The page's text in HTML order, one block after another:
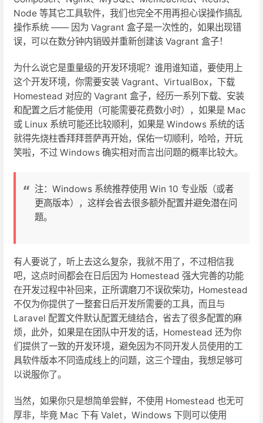
Node 等其它工具软件，我们也完全不用再担心误操作搞乱
操作系统 —— 因为 Vagrant 盒子是一次性的，如果出现错
误，可以在数分钟内销毁并重新创建该 Vagrant 盒子！
为什么说它是重量级的开发环境呢？谁用谁知道，要使用上
这个开发环境，你需要安装 Vagrant、VirtualBox，下载
Homestead 对应的 Vagrant 盒子，经历一系列下载、安装
和配置之后才能使用（可能需要花费数小时），如果是 Mac
或 Linux 系统可能还比较顺利，如果是 Windows 系统的话
就得先烧柱香拜拜菩萨再开始，保佑一切顺利，哈哈，开玩
笑啦，不过 Windows 确实相对而言出问题的概率比较大。
注：Windows 系统推荐使用 Win 10 专业版（或者
更高版本），这样会省去很多额外配置并避免潜在问
题。
有人要说了，听上去这么复杂，我就不用了，不过相信我
吧，这点时间都会在日后因为 Homestead 强大完善的功能
在开发过程中补回来，正所谓磨刀不误砍柴功，Homestead
不仅为你提供了一整套日后开发所需要的工具，而且与
Laravel 配置文件默认配置无缝结合，省去了很多配置的麻
烦，此外，如果是在团队中开发的话，Homestead 还为你
们提供了一致的开发环境，避免因为不同开发人员使用的工
具软件版本不同造成线上的问题，这三个理由，我想足够可
以说服你了。
当然，如果你只是想简单尝鲜，不使用 Homestead 也无可
厚非，毕竟 Mac 下有 Valet，Windows 下则可以使用